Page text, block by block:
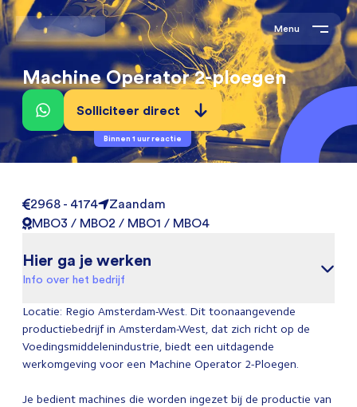
Menu
Machine Operator 2-ploegen
Solliciteer direct
Binnen 1 uur reactie
2968 - 4174
Zaandam
MBO3 / MBO2 / MBO1 / MBO4
Hier ga je werken
Info over het bedrijf
Locatie: Regio Amsterdam-West. Dit toonaangevende
productiebedrijf in Amsterdam-West, dat zich richt op de
Voedingsmiddelenindustrie, biedt een uitdagende
werkomgeving voor een Machine Operator 2-Ploegen.
Je bedient machines die worden ingezet bij de productie van